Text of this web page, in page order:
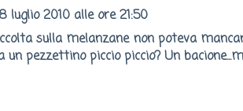
8 luglio 2010 alle ore 21:50
sulla melanzane non poteva
un pezzettino piccio piccio? Un